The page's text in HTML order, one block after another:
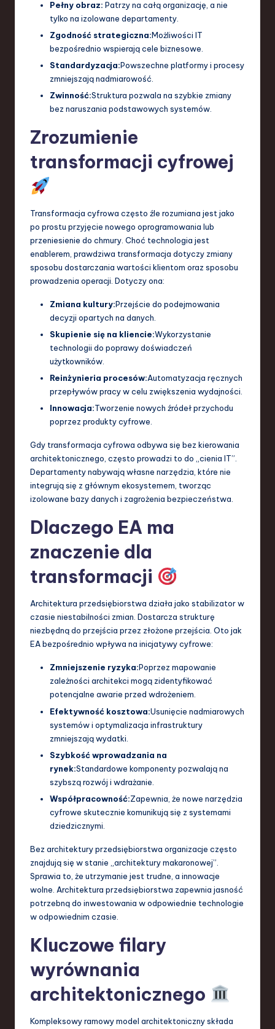
ti
Pełny obraz: Patrzy na całą organizację, a nie
tylko na izolowane departamenty.
Zgodność strategiczna:Możliwości IT
bezpośrednio wspierają cele biznesowe.
Standardyzacja:Powszechne platformy i procesy
zmniejszają nadmiarowość.
Zwinność:Struktura pozwala na szybkie zmiany
bez naruszania podstawowych systemów.
Zrozumienie
transformacji cyfrowej
Transformacja cyfrowa często źle rozumiana jest jako
po prostu przyjęcie nowego oprogramowania lub
przeniesienie do chmury. Choć technologia jest
enablerem, prawdziwa transformacja dotyczy zmiany
sposobu dostarczania wartości klientom oraz sposobu
prowadzenia operacji. Dotyczy ona:
Zmiana kultury:Przejście do podejmowania
decyzji opartych na danych.
Skupienie się na kliencie:Wykorzystanie
technologii do poprawy doświadczeń
użytkowników.
Reinżynieria procesów:Automatyzacja ręcznych
przepływów pracy w celu zwiększenia wydajności.
Innowacja:Tworzenie nowych źródeł przychodu
poprzez produkty cyfrowe.
Gdy transformacja cyfrowa odbywa się bez kierowania
architektonicznego, często prowadzi to do „cienia IT”.
Departamenty nabywają własne narzędzia, które nie
integrują się z głównym ekosystemem, tworząc
izolowane bazy danych i zagrożenia bezpieczeństwa.
Dlaczego EA ma
znaczenie dla
transformacji
Architektura przedsiębiorstwa działa jako stabilizator w
czasie niestabilności zmian. Dostarcza strukturę
niezbędną do przejścia przez złożone przejścia. Oto jak
EA bezpośrednio wpływa na inicjatywy cyfrowe:
Zmniejszenie ryzyka:Poprzez mapowanie
zależności architekci mogą zidentyfikować
potencjalne awarie przed wdrożeniem.
Efektywność kosztowa:Usunięcie nadmiarowych
systemów i optymalizacja infrastruktury
zmniejszają wydatki.
Szybkość wprowadzania na
rynek:Standardowe komponenty pozwalają na
szybszą rozwój i wdrażanie.
Współpracowność:Zapewnia, że nowe narzędzia
cyfrowe skutecznie komunikują się z systemami
dziedzicznymi.
Bez architektury przedsiębiorstwa organizacje często
znajdują się w stanie „architektury makaronowej”.
Sprawia to, że utrzymanie jest trudne, a innowacje
wolne. Architektura przedsiębiorstwa zapewnia jasność
potrzebną do inwestowania w odpowiednie technologie
w odpowiednim czasie.
Kluczowe filary
wyrównania
architektonicznego
Kompleksowy ramowy model architektoniczny składa